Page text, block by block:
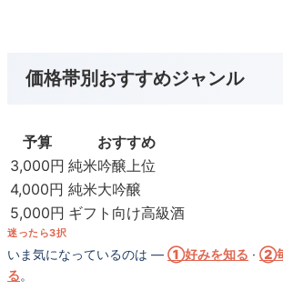
価格帯別おすすめジャンル
予算
おすすめ
3,000円 純米吟醸上位
4,000円 純米大吟醸
5,000円 ギフト向け高級酒
迷ったら3択
いま気になっているのは — ①好みを知る · ②
る。